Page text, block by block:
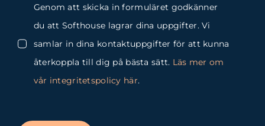
Genom att skicka in formuläret godkänner
du att Softhouse lagrar dina uppgifter. Vi
samlar in dina kontaktuppgifter för att kunna
återkoppla till dig på bästa sätt. Läs mer om
vår integritetspolicy här.